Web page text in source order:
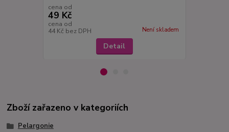
cena od
49 Kč
cena od
44 Kč bez DPH Není skladem
Detail
Zboží zařazeno v kategoriích
Pelargonie